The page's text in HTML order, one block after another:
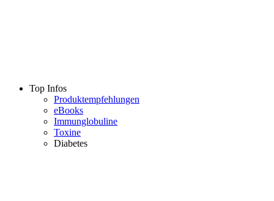
Top Infos
Produktempfehlungen
eBooks
Immunglobuline
Toxine
Diabetes